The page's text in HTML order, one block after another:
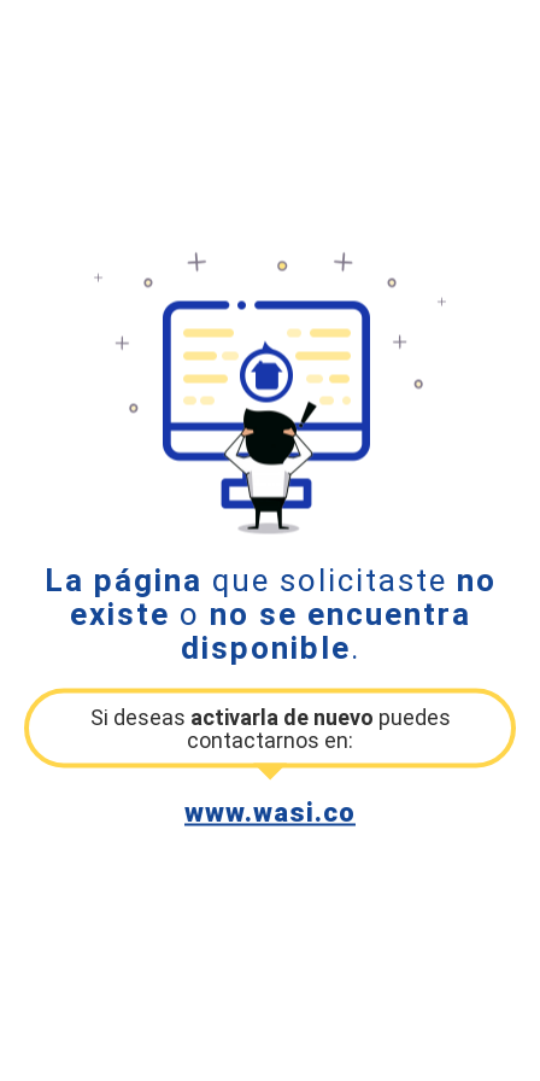
La página que solicitaste no
existe o no se encuentra
disponible.
Si deseas activarla de nuevo puedes
contactarnos en:
www.wasi.co